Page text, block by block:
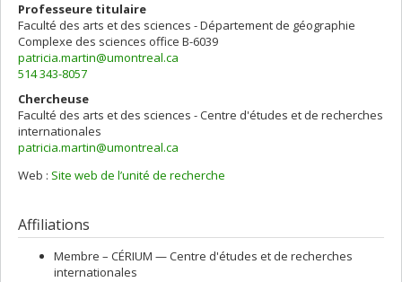
Professeure titulaire
Faculté des arts et des sciences - Département de géographie
Complexe des sciences office B-6039
patricia.martin@umontreal.ca
514 343-8057
Chercheuse
Faculté des arts et des sciences - Centre d'études et de recherches
internationales
patricia.martin@umontreal.ca
Web : Site web de l’unité de recherche
Affiliations
Membre – CÉRIUM — Centre d'études et de recherches
internationales